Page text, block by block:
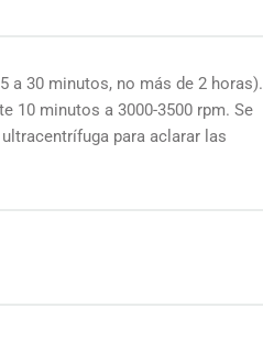
a 30 minutos, no más de 2 horas).
10 minutos a 3000-3500 rpm. Se
para aclarar las